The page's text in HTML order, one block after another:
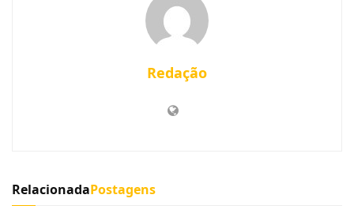
Redação
RelacionadaPostagens